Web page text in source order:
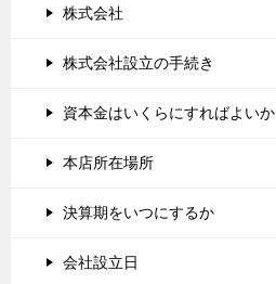
株式会社
株式会社設立の手続き
資本金はいくらにすればよいか
本店所在場所
決算期をいつにするか
会社設立日